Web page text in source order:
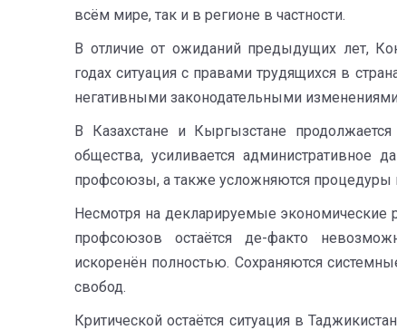
всём мире, так и в регионе в частности.
В отличие от ожиданий предыдущих лет,
годах ситуация с правами трудящихся в
негативными законодательными
В Казахстане и Кыргызстане
общества, усиливается
профсоюзы, а также усложняются процедуры
Несмотря на декларируемые
профсоюзов остаётся де-факто
искоренён полностью. Сохраняются
свобод.
Критической остаётся ситуация в